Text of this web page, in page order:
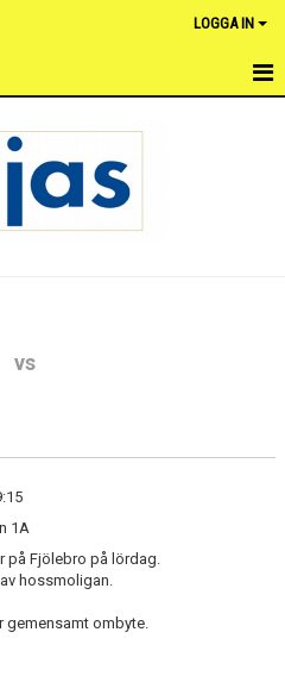
LOGGA IN
vs
1A
på Fjölebro på lördag.
hossmoligan.
gemensamt ombyte.